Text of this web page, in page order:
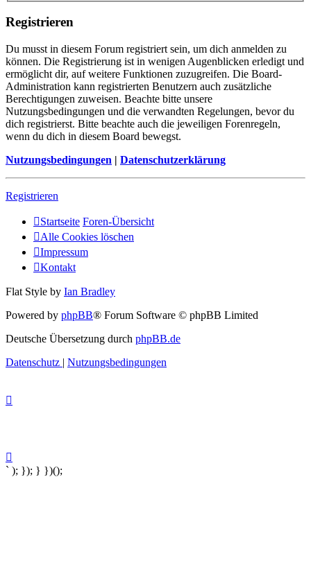
Registrieren
Du musst in diesem Forum registriert sein, um dich anmelden zu
können. Die Registrierung ist in wenigen Augenblicken erledigt und
ermöglicht dir, auf weitere Funktionen zuzugreifen. Die Board-
Administration kann registrierten Benutzern auch zusätzliche
Berechtigungen zuweisen. Beachte bitte unsere
Nutzungsbedingungen und die verwandten Regelungen, bevor du
dich registrierst. Bitte beachte auch die jeweiligen Forenregeln,
wenn du dich in diesem Board bewegst.
Nutzungsbedingungen | Datenschutzerklärung
Registrieren
Startseite Foren-Übersicht
Alle Cookies löschen
Impressum
Kontakt
Flat Style by Ian Bradley
Powered by phpBB® Forum Software © phpBB Limited
Deutsche Übersetzung durch phpBB.de
Datenschutz | Nutzungsbedingungen
` ); }); } })();